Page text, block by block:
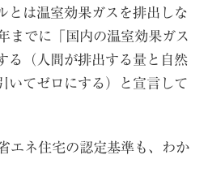
とは温室効果ガスを排出しな
までに「国内の温室効果ガス
る（人間が排出する量と自然
いてゼロにする）と宣言して
エネ住宅の認定基準も、わか